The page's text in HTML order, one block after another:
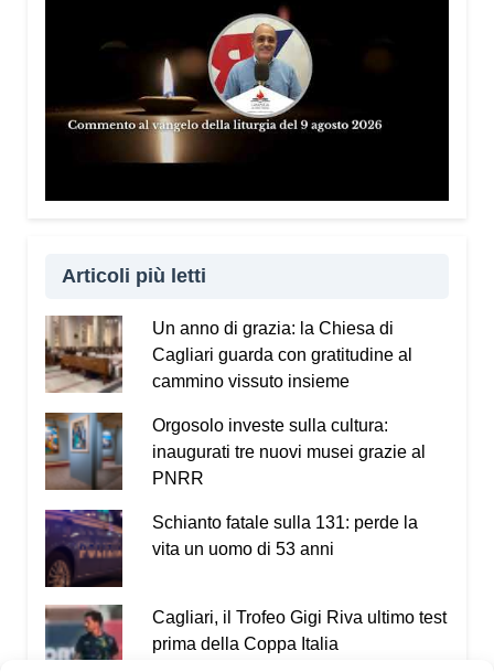
Articoli più letti
Un anno di grazia: la Chiesa di
Cagliari guarda con gratitudine al
cammino vissuto insieme
Orgosolo investe sulla cultura:
inaugurati tre nuovi musei grazie al
PNRR
Schianto fatale sulla 131: perde la
vita un uomo di 53 anni
Cagliari, il Trofeo Gigi Riva ultimo test
prima della Coppa Italia